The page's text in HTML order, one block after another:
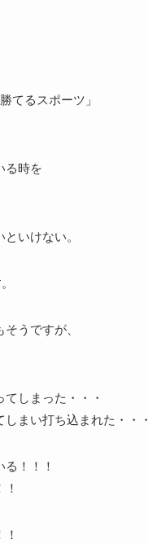
てるスポーツ」
る時を
いけない。
うですが、
しまった・・・
まい打ち込まれた・・・
！！！